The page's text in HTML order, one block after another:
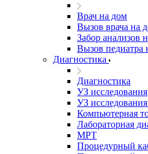
Врач на дом
Вызов врача на
Забор анализов
Вызов педиатра
Диагностика
Диагностика
УЗ исследования
УЗ
Компьютерная
Лабораторная
МРТ
Процедурный